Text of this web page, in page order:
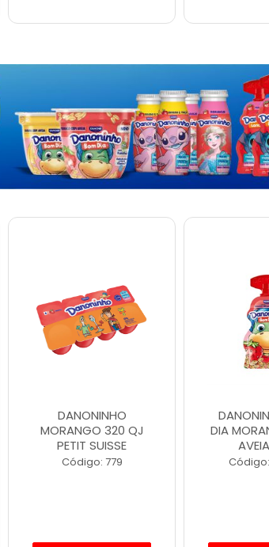
DANONINHO
MORANGO 320 QJ
PETIT SUISSE
Código: 779
DIA